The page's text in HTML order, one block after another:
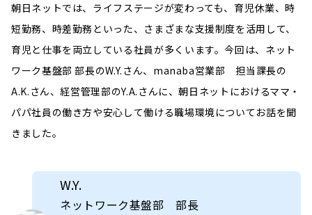
朝日ネットでは、ライフステージが変わっても、育児休業、時
短勤務、時差勤務といった、さまざまな支援制度を活用して、
育児と仕事を両立している社員が多くいます。今回は、ネット
ワーク基盤部 部長のW.Y.さん、manaba営業部 担当課長の
A.K.さん、経営管理部のY.A.さんに、朝日ネットにおけるママ・
パパ社員の働き方や安心して働ける職場環境についてお話を聞
きました。
W.Y.
ネットワーク基盤部 部長